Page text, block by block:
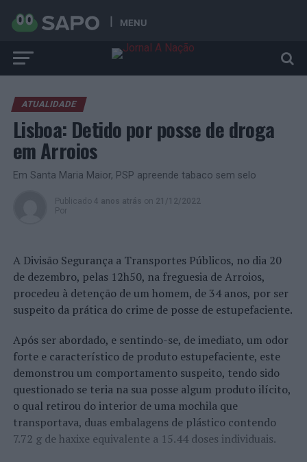
MENU
ATUALIDADE
Lisboa: Detido por posse de droga
em Arroios
Em Santa Maria Maior, PSP apreende tabaco sem selo
Publicado 4 anos atrás on 21/12/2022
Por
A Divisão Segurança a Transportes Públicos, no dia 20
de dezembro, pelas 12h50, na freguesia de Arroios,
procedeu à detenção de um homem, de 34 anos, por ser
suspeito da prática do crime de posse de estupefaciente.
Após ser abordado, e sentindo-se, de imediato, um odor
forte e característico de produto estupefaciente, este
demonstrou um comportamento suspeito, tendo sido
questionado se teria na sua posse algum produto ilícito,
o qual retirou do interior de uma mochila que
transportava, duas embalagens de plástico contendo
7.72 g de haxixe equivalente a 15.44 doses individuais.